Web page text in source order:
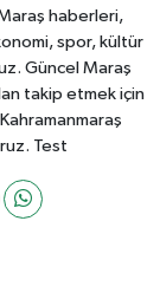
haberleri,
spor, kültür
Güncel Maraş
takip etmek için
Test